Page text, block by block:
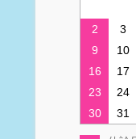
2
3
9
10
16
17
23
24
30
31